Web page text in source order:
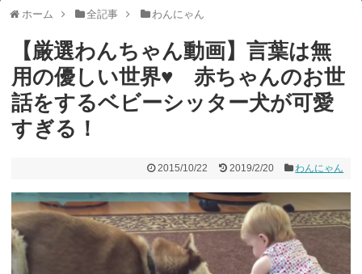
ホーム 全記事 わんにゃん
【厳選わんちゃん動画】言葉は無
用の優しい世界♥︎ 赤ちゃんのお世
話をするベビーシッター犬が可愛
すぎる！
2015/10/22 2019/2/20 わんにゃん